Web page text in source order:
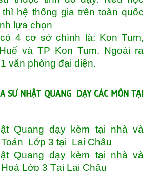
thì hệ thống gia trên toàn quốc
lựa chọn
4 cơ sở chình là: Kon Tum,
và TP Kon Tum. Ngoài ra
văn phòng đại diện.
SƯ NHẬT QUANG DẠY CÁC MÔN TẠI
Quang dạy kèm tại nhà và
Lớp 3 tại Lai Châu
Quang dạy kèm tại nhà và
Lớp 3 Tại Lai Châu